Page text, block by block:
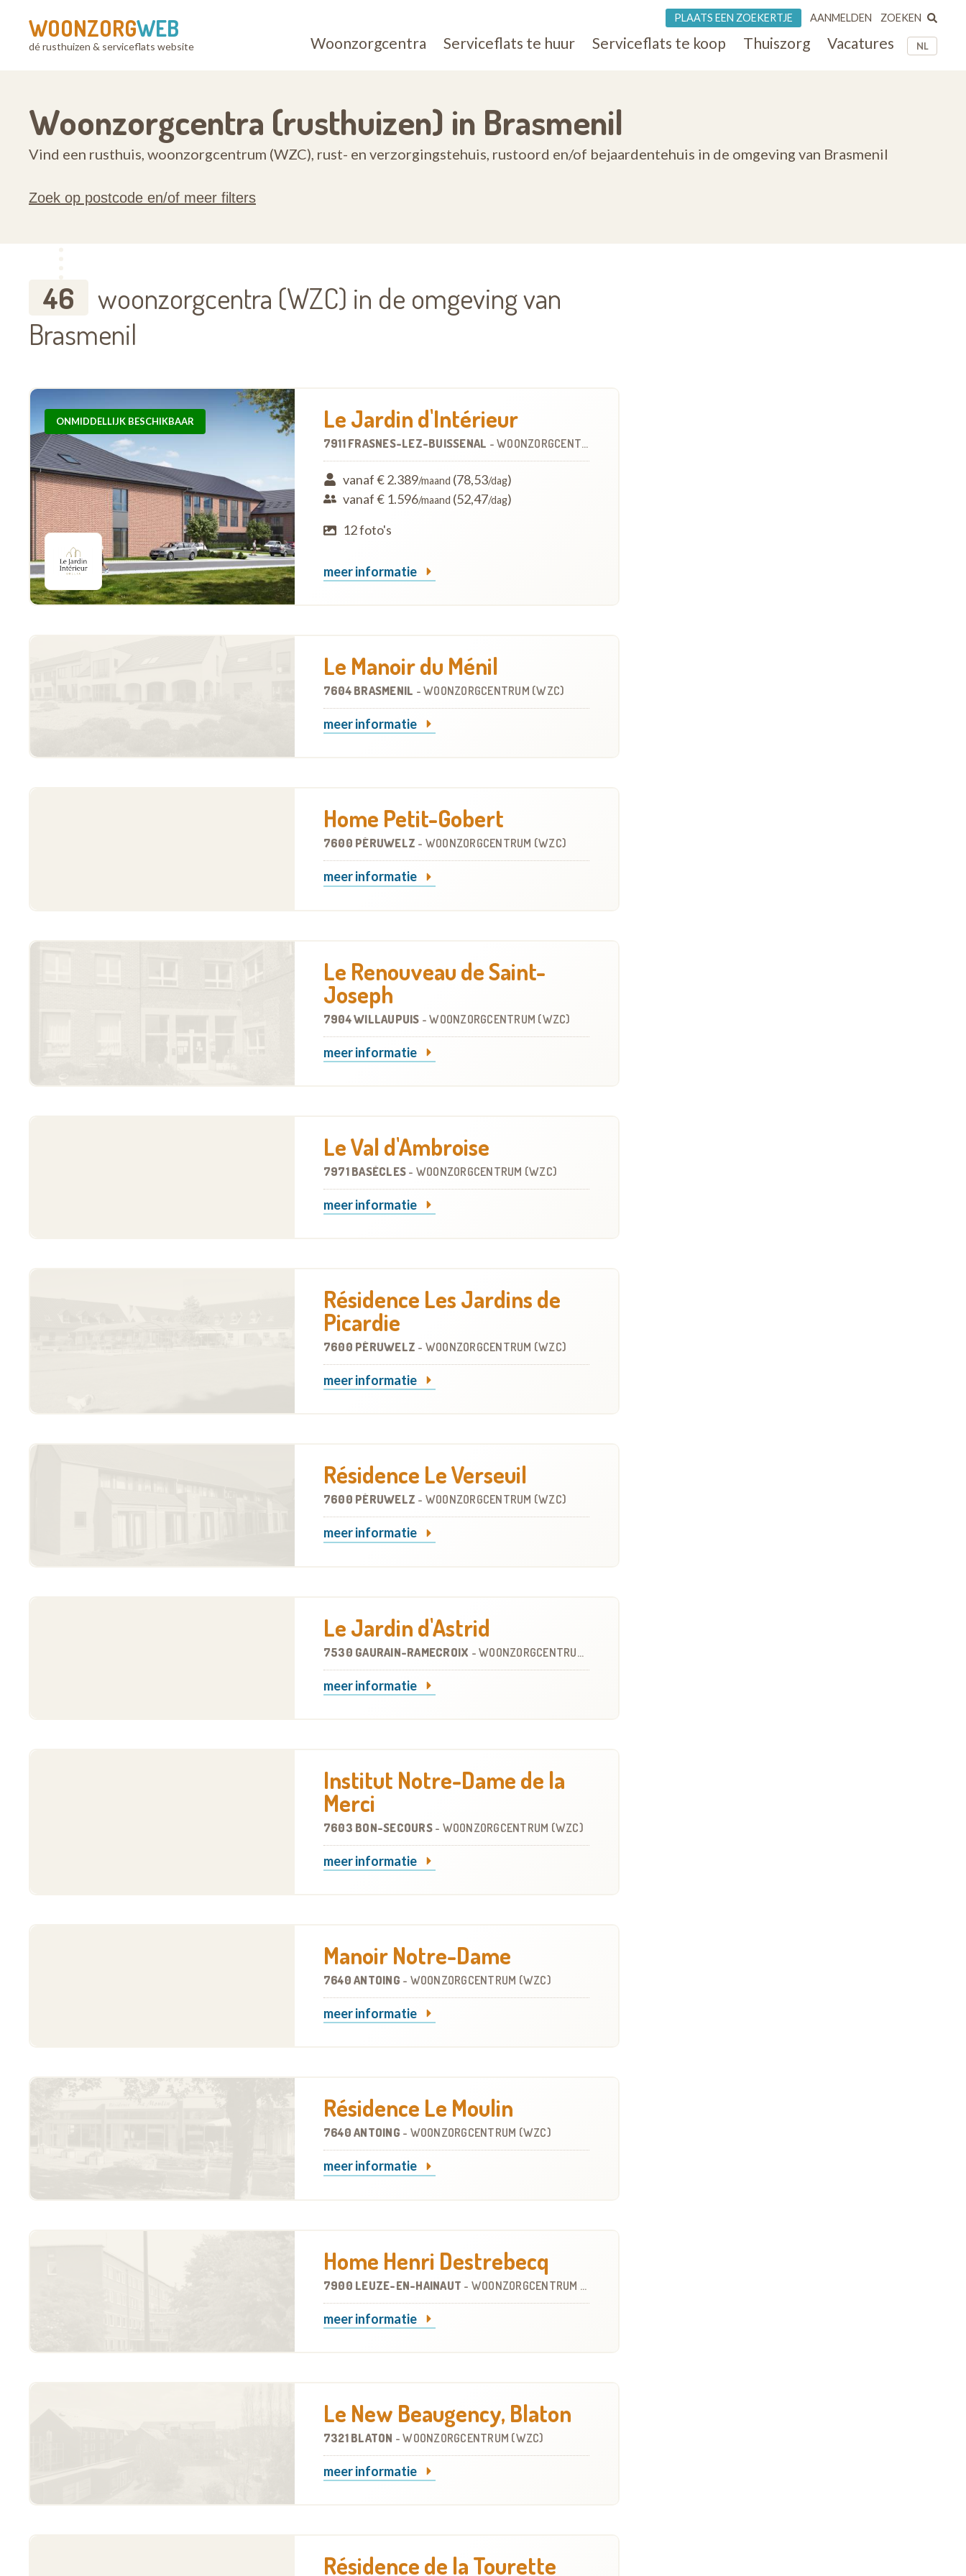
WOONZORGWEB
dé rusthuizen & serviceflats website NL
Woonzorgcentra Serviceflats te huur Serviceflats te koop Thuiszorg Vacatures
PLAATS EEN ZOEKERTJE AANMELDEN ZOEKEN
Woonzorgcentra (rusthuizen) in Brasmenil
Vind een rusthuis, woonzorgcentrum (WZC), rust- en verzorgingstehuis, rustoord en/of bejaardentehuis in de omgeving van Brasmenil
Zoek op postcode en/of meer filters
46
woonzorgcentra (WZC) in de omgeving van
Brasmenil
ONMIDDELLIJK BESCHIKBAAR Le Jardin d'Intérieur
7911 FRASNES-LEZ-BUISSENAL -WOONZORGCENTRUM (WZC)
vanaf € 2.389/maand (78,53/dag)
vanaf € 1.596/maand (52,47/dag)
12 foto's
meer informatie
Le Manoir du Ménil
7604 BRASMENIL -WOONZORGCENTRUM (WZC)
meer informatie
Home Petit-Gobert
7600 PÉRUWELZ - WOONZORGCENTRUM (WZC)
meer informatie
Le Renouveau de Saint-
Joseph
7904 WILLAUPUIS -WOONZORGCENTRUM (WZC)
meer informatie
Le Val d'Ambroise
7971 BASÈCLES - WOONZORGCENTRUM (WZC)
meer informatie
Résidence Les Jardins de
Picardie
7600 PÉRUWELZ - WOONZORGCENTRUM (WZC)
meer informatie
Résidence Le Verseuil
7600 PÉRUWELZ - WOONZORGCENTRUM (WZC)
meer informatie
Le Jardin d'Astrid
7530 GAURAIN-RAMECROIX -WOONZORGCENTRUM (WZC)
meer informatie
Institut Notre-Dame de la
Merci
7603 BON-SECOURS - WOONZORGCENTRUM (WZC)
meer informatie
Manoir Notre-Dame
7640 ANTOING - WOONZORGCENTRUM (WZC)
meer informatie
Résidence Le Moulin
7640 ANTOING - WOONZORGCENTRUM (WZC)
meer informatie
Home Henri Destrebecq
7900 LEUZE-EN-HAINAUT - WOONZORGCENTRUM (WZC)
meer informatie
Le New Beaugency, Blaton
7321 BLATON -WOONZORGCENTRUM (WZC)
meer informatie
Résidence de la Tourette